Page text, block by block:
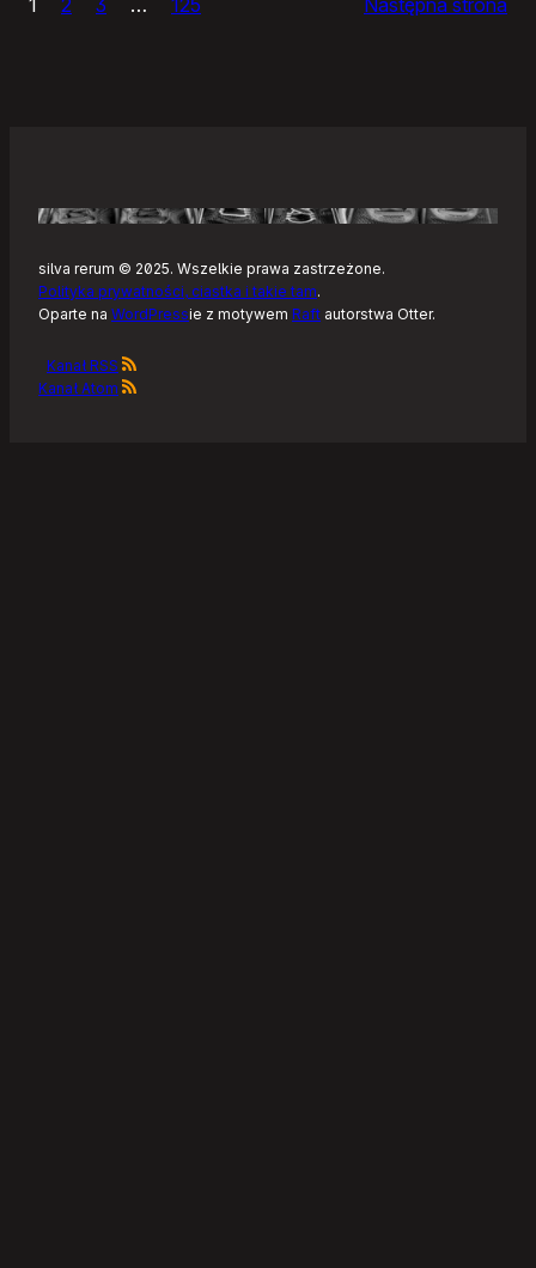
–
Linuksa
silva rerum © 2025. Wszelkie prawa zastrzeżone.
Polityka prywatności, ciastka i takie tam.
Oparte na WordPressie z motywem Raft autorstwa Otter.
Kanał RSS
Kanał Atom